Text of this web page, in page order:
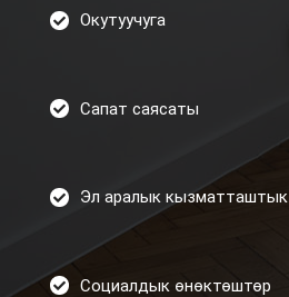
Окутуучуга
Сапат саясаты
Эл аралык кызматташтык
Социалдык өнөктөштөр